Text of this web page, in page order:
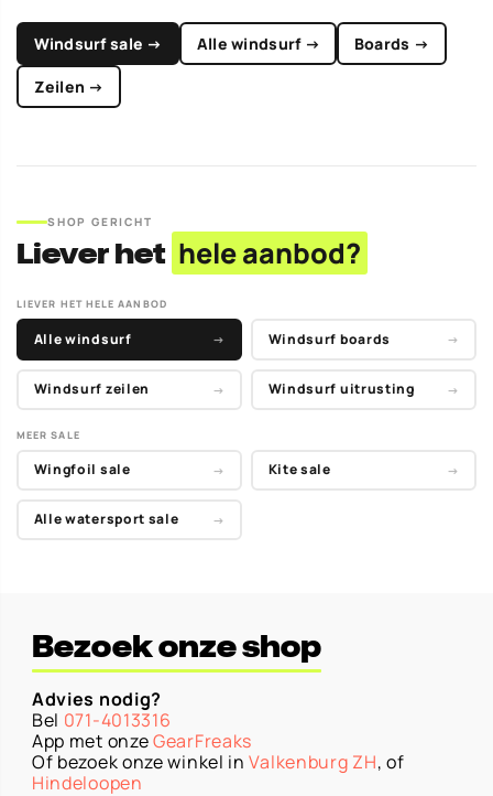
Windsurf sale → Alle windsurf → Boards →
Zeilen →
SHOP GERICHT
Liever het hele aanbod?
LIEVER HET HELE AANBOD
Alle windsurf → Windsurf boards →
Windsurf zeilen → Windsurf uitrusting →
MEER SALE
Wingfoil sale → Kite sale →
Alle watersport sale →
Bezoek onze shop
Advies nodig?
Bel 071-4013316
App met onzeGearFreaks
Of bezoek onze winkel inValkenburg ZH, of
Hindeloopen